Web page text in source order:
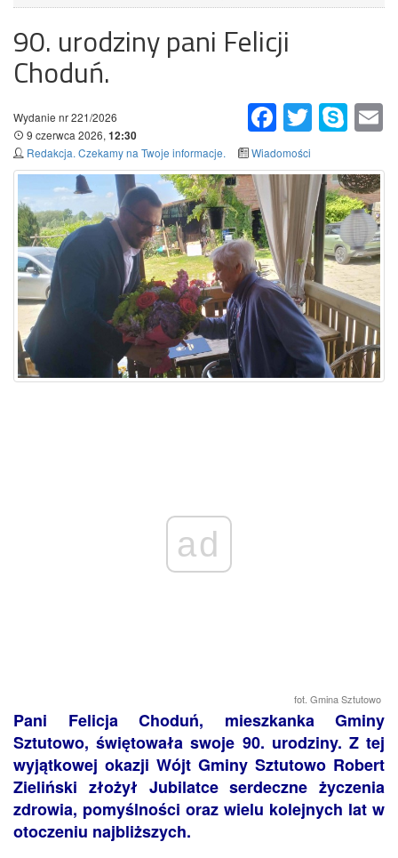
90. urodziny pani Felicji
Choduń.
FacebookTwitter Skype
Wydanie nr 221/2026
9 czerwca 2026, 12:30
Redakcja. Czekamy na Twoje informacje.
Wiadomości
ad
fot. Gmina Sztutowo
Pani Felicja Choduń, mieszkanka Gminy
Sztutowo, świętowała swoje 90. urodziny. Z tej
wyjątkowej okazji Wójt Gminy Sztutowo Robert
Zieliński złożył Jubilatce serdeczne życzenia
zdrowia, pomyślności oraz wielu kolejnych lat w
otoczeniu najbliższych.